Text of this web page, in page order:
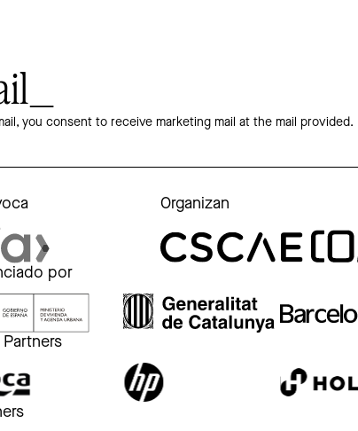
you consent to receive marketing mail at the mail provided.
Organizan
por
Partners